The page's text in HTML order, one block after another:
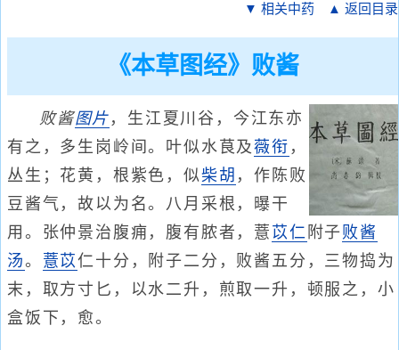
▼ 相关中药 ▲ 返回目录
《本草图经》败酱
败酱图片 ，生江夏川谷，今江东亦
有之，多生岗岭间。叶似水茛及薇衔 ，
丛生；花黄，根紫色，似柴胡 ，作陈败
豆酱气，故以为名。八月采根，曝干
用。张仲景治腹痈，腹有脓者，薏 苡仁 附子败酱
汤。 薏苡仁十分，附子二分，败酱五分，三物捣为
末，取方寸匕，以水二升，煎取一升，顿服之，小
盒饭下，愈。